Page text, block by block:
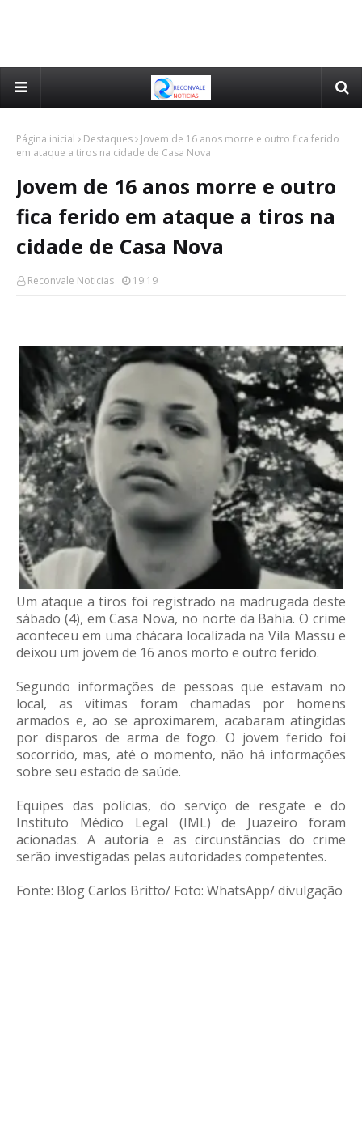
Página inicial Destaques
Jovem de 16 anos morre e outro fica ferido
em ataque a tiros na cidade de Casa Nova
Jovem de 16 anos morre e outro
fica ferido em ataque a tiros na
cidade de Casa Nova
Reconvale Noticias 19:19
Um ataque a tiros foi registrado na madrugada deste
sábado (4), em Casa Nova, no norte da Bahia. O crime
aconteceu em uma chácara localizada na Vila Massu e
deixou um jovem de 16 anos morto e outro ferido.
Segundo informações de pessoas que estavam no
local, as vítimas foram chamadas por homens
armados e, ao se aproximarem, acabaram atingidas
por disparos de arma de fogo. O jovem ferido foi
socorrido, mas, até o momento, não há informações
sobre seu estado de saúde.
Equipes das polícias, do serviço de resgate e do
Instituto Médico Legal (IML) de Juazeiro foram
acionadas. A autoria e as circunstâncias do crime
serão investigadas pelas autoridades competentes.
Fonte: Blog Carlos Britto/ Foto: WhatsApp/ divulgação